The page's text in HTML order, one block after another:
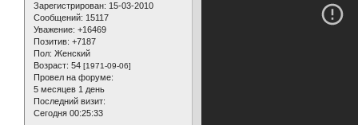
Зарегистрирован: 15-03-2010
Сообщений: 15117
Уважение: +16469
Позитив: +7187
Пол: Женский
Возраст: 54 [1971-09-06]
Провел на форуме:
5 месяцев 1 день
Последний визит:
Сегодня 00:25:33